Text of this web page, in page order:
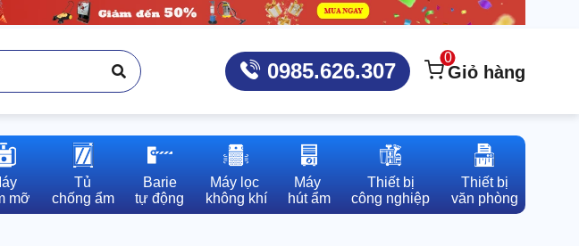
0985.626.307
0
Giỏ hàng
mỡ
Tủ
chống ẩm
Barie
tự động
Máy lọc
không khí
Máy
hút ẩm
Thiết bị
công nghiệp
Thiết bị
văn phòng